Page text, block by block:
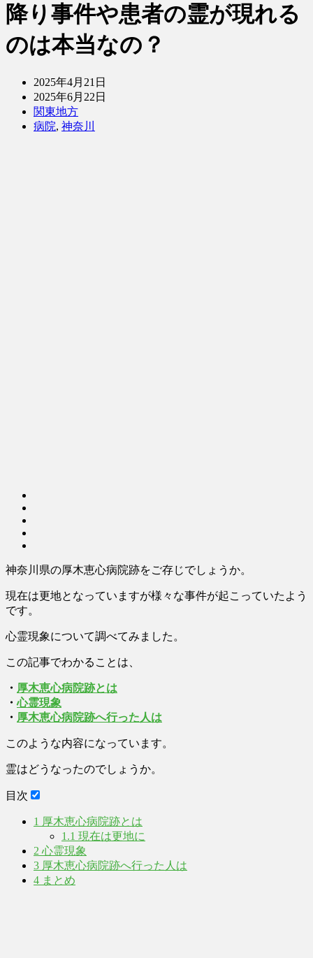
降り事件や患者の霊が現れる
のは本当なの？
2025年4月21日
2025年6月22日
関東地方
病院, 神奈川
神奈川県の厚木恵心病院跡をご存じでしょうか。
現在は更地となっていますが様々な事件が起こっていたよう
です。
心霊現象について調べてみました。
この記事でわかることは、
・ 厚木恵心病院跡とは
・心霊現象
・ 厚木恵心病院跡へ行った人は
このような内容になっています。
霊はどうなったのでしょうか。
目次
1 厚木恵心病院跡とは
1.1 現在は更地に
2 心霊現象
3 厚木恵心病院跡へ行った人は
4 まとめ